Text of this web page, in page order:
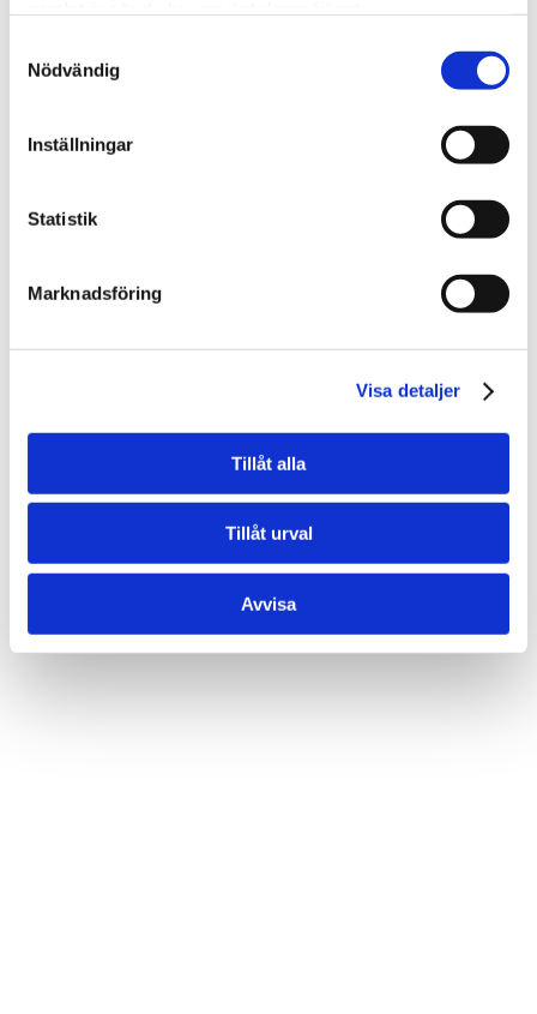
Nödvändig
Inställningar
Statistik
Marknadsföring
Visa detaljer
Tillåt alla
Tillåt urval
Avvisa